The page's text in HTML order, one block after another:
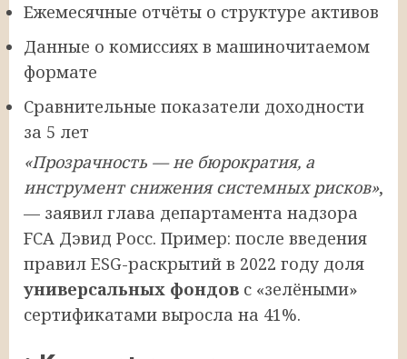
Ежемесячные отчёты о структуре активов
Данные о комиссиях в машиночитаемом
формате
Сравнительные показатели доходности
за 5 лет
«Прозрачность — не бюрократия, а
инструмент снижения системных рисков»,
— заявил глава департамента надзора
FCA Дэвид Росс. Пример: после введения
правил ESG-раскрытий в 2022 году доля
универсальных фондов с «зелёными»
сертификатами выросла на 41%.